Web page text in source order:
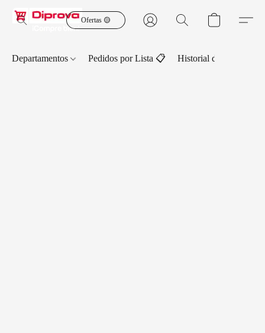
Ofertas 🟡
Departamentos Pedidos por Lista 📋 Historial de Pedidos